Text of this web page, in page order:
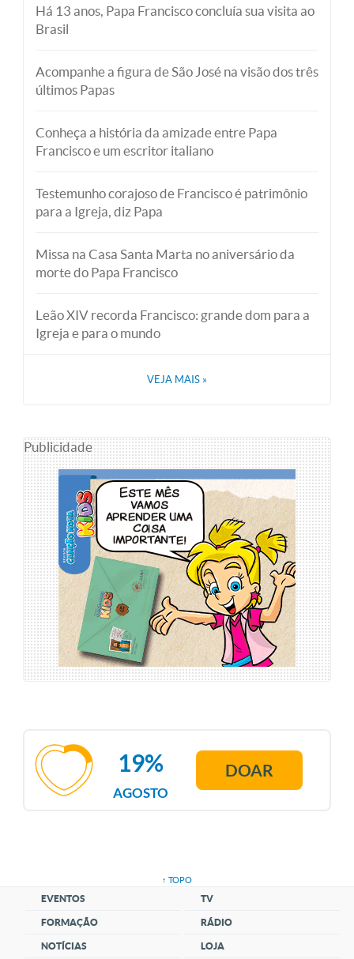
Há 13 anos, Papa Francisco concluía sua visita ao
Brasil
Acompanhe a figura de São José na visão dos três
últimos Papas
Conheça a história da amizade entre Papa
Francisco e um escritor italiano
Testemunho corajoso de Francisco é patrimônio
para a Igreja, diz Papa
Missa na Casa Santa Marta no aniversário da
morte do Papa Francisco
Leão XIV recorda Francisco: grande dom para a
Igreja e para o mundo
VEJA MAIS »
Publicidade
AGOSTO
19% DOAR
↑ TOPO
EVENTOS
FORMAÇÃO
NOTÍCIAS
TV
RÁDIO
LOJA